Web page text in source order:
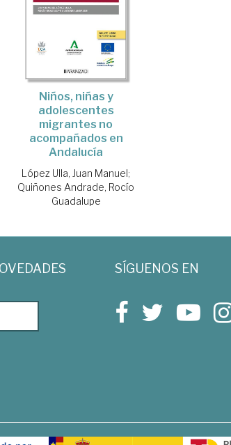
Niños, niñas y
adolescentes
migrantes no
acompañados en
Andalucía
López Ulla, Juan Manuel;
Quiñones Andrade, Rocío
Guadalupe
SÍGUENOS EN